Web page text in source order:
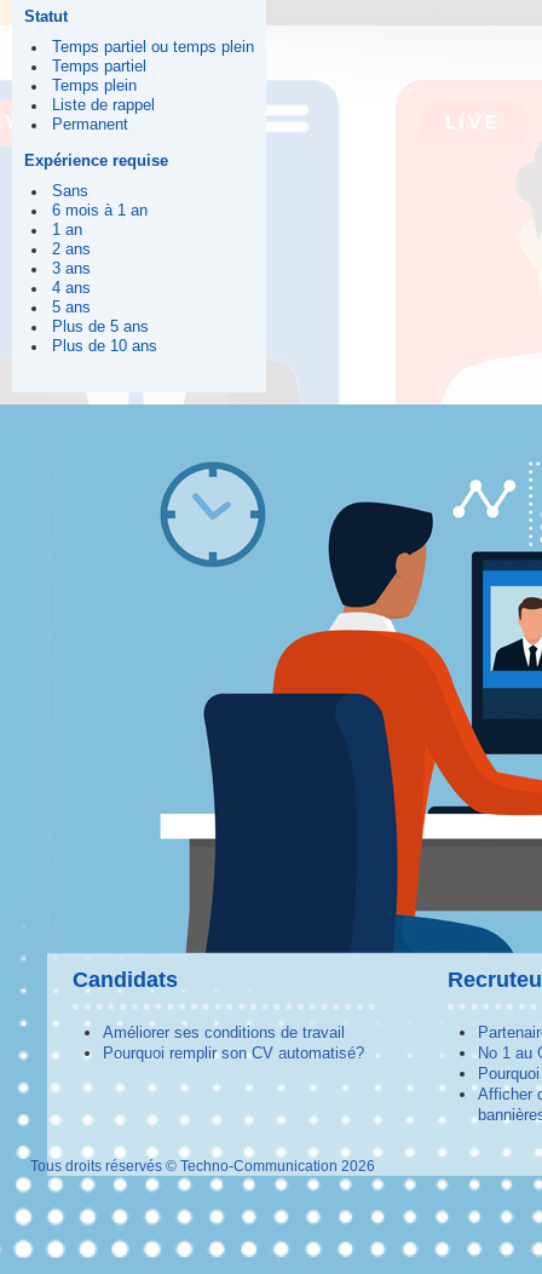
Statut
Temps partiel ou temps plein
Temps partiel
Temps plein
Liste de rappel
Permanent
Expérience requise
Sans
6 mois à 1 an
1 an
2 ans
3 ans
4 ans
5 ans
Plus de 5 ans
Plus de 10 ans
Candidats
Améliorer ses conditions de travail
Pourquoi remplir son CV automatisé?
No 1 au
Afficher
Tous droits réservés © Techno-Communication 2026